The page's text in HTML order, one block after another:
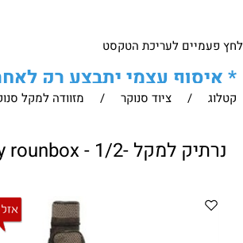
לחץ פעמיים לעריכת הטקסט
* איסוף עצמי יתבצע רק
של הלקוח מול נציגנו!
ווטצאפ (הודעות בלבד):
מענה טלפוני:
04-8411075
,
קטלוג / ציוד סנוקר / מזוודה למקל
נרתיק למקל -gray rounbox - 1/2